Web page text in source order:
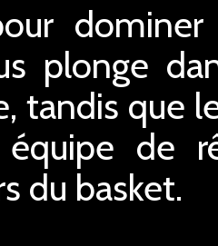
plonge
tandis que
de
du basket.